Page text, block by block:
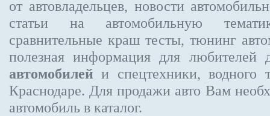
от автовладельцев, новости
статьи на автомобильную
сравнительные краш тесты, тюнинг
полезная информация для любителей
автомобилей и спецтехники, водного
Краснодаре. Для продажи авто Вам
автомобиль в каталог.